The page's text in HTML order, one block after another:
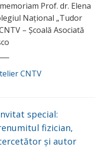
Prof. dr. Elena
Național „Tudor
– Școală Asociată
CNTV
special:
fizician,
și autor